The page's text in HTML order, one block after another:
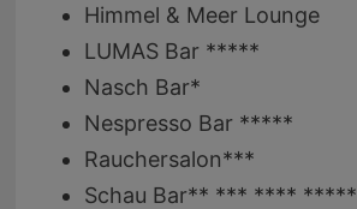
Himmel & Meer Lounge
LUMAS Bar *****
Nasch Bar*
Nespresso Bar *****
Rauchersalon***
Schau Bar** *** **** *****